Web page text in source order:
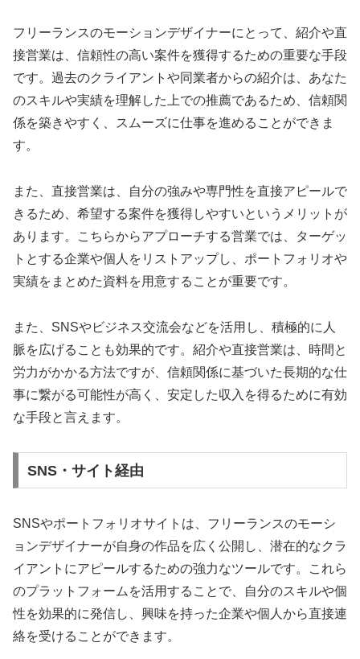
フリーランスのモーションデザイナーにとって、紹介や直
接営業は、信頼性の高い案件を獲得するための重要な手段
です。過去のクライアントや同業者からの紹介は、あなた
のスキルや実績を理解した上での推薦であるため、信頼関
係を築きやすく、スムーズに仕事を進めることができま
す。
また、直接営業は、自分の強みや専門性を直接アピールで
きるため、希望する案件を獲得しやすいというメリットが
あります。こちらからアプローチする営業では、ターゲッ
トとする企業や個人をリストアップし、ポートフォリオや
実績をまとめた資料を用意することが重要です。
また、SNSやビジネス交流会などを活用し、積極的に人
脈を広げることも効果的です。紹介や直接営業は、時間と
労力がかかる方法ですが、信頼関係に基づいた長期的な仕
事に繋がる可能性が高く、安定した収入を得るために有効
な手段と言えます。
SNS・サイト経由
SNSやポートフォリオサイトは、フリーランスのモーシ
ョンデザイナーが自身の作品を広く公開し、潜在的なクラ
イアントにアピールするための強力なツールです。これら
のプラットフォームを活用することで、自分のスキルや個
性を効果的に発信し、興味を持った企業や個人から直接連
絡を受けることができます。